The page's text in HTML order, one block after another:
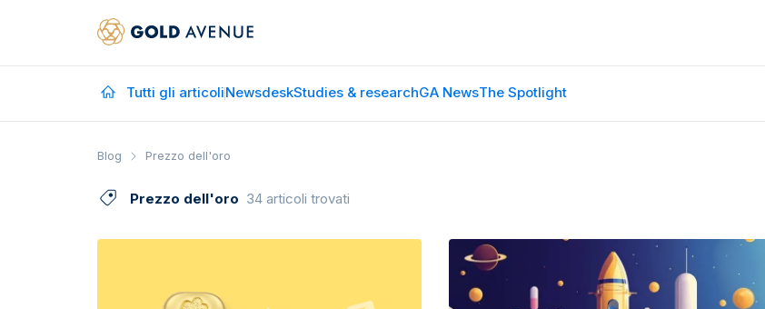
Tutti gli articoliNewsdeskStudies & researchGA NewsThe Spotlight
Blog Prezzo dell'oro
Prezzo dell'oro 34 articoli trovati